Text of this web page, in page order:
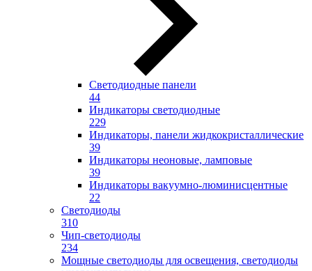
Светодиодные панели
44
Индикаторы светодиодные
229
Индикаторы, панели жидкокристаллические
39
Индикаторы неоновые, ламповые
39
Индикаторы вакуумно-люминисцентные
22
Светодиоды
310
Чип-светодиоды
234
Мощные светодиоды для освещения, светодиоды